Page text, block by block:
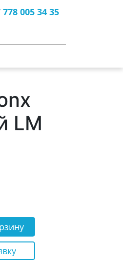
778 005 34 35
LM